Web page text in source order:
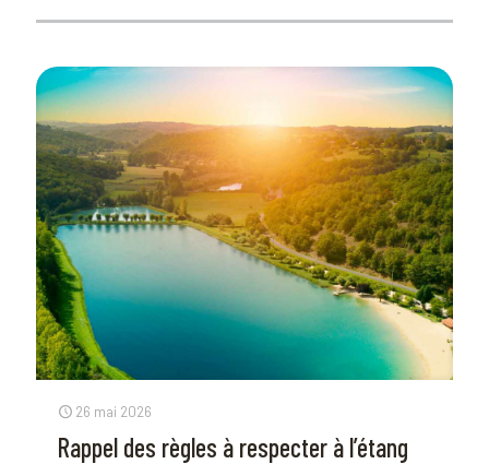
26 mai 2026
Rappel des règles à respecter à l’étang